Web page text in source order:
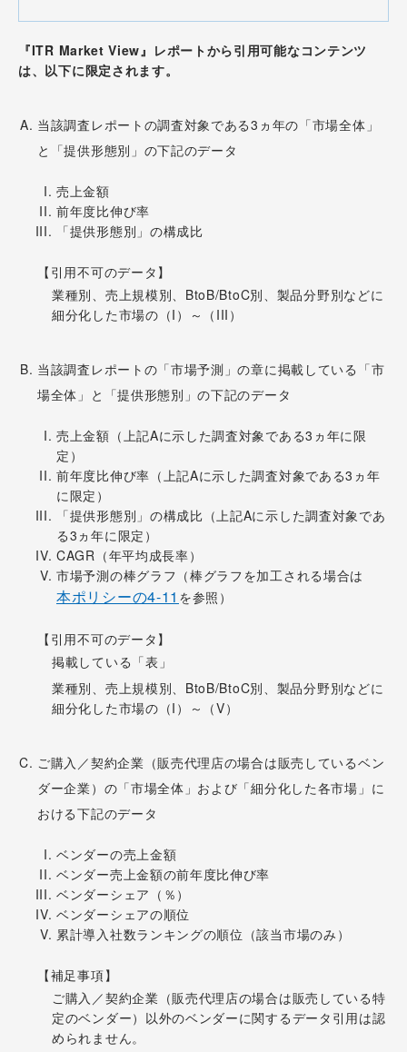
『ITR Market View』レポートから引用可能なコンテンツ
は、以下に限定されます。
当該調査レポートの調査対象である3ヵ年の「市場全体」
と「提供形態別」の下記のデータ
売上金額
前年度比伸び率
「提供形態別」の構成比
【引用不可のデータ】
業種別、売上規模別、BtoB/BtoC別、製品分野別などに
細分化した市場の（I）～（III）
当該調査レポートの「市場予測」の章に掲載している「市
場全体」と「提供形態別」の下記のデータ
売上金額（上記Aに示した調査対象である3ヵ年に限
定）
前年度比伸び率（上記Aに示した調査対象である3ヵ年
に限定）
「提供形態別」の構成比（上記Aに示した調査対象であ
る3ヵ年に限定）
CAGR（年平均成長率）
市場予測の棒グラフ（棒グラフを加工される場合は
本ポリシーの4-11 を参照）
【引用不可のデータ】
掲載している「表」
業種別、売上規模別、BtoB/BtoC別、製品分野別などに
細分化した市場の（I）～（V）
ご購入／契約企業（販売代理店の場合は販売しているベン
ダー企業）の「市場全体」および「細分化した各市場」に
おける下記のデータ
ベンダーの売上金額
ベンダー売上金額の前年度比伸び率
ベンダーシェア（％）
ベンダーシェアの順位
累計導入社数ランキングの順位（該当市場のみ）
【補足事項】
ご購入／契約企業（販売代理店の場合は販売している特
定のベンダー）以外のベンダーに関するデータ引用は認
められません。